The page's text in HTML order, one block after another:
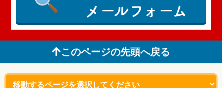
メールフォーム
このページの先頭へ戻る